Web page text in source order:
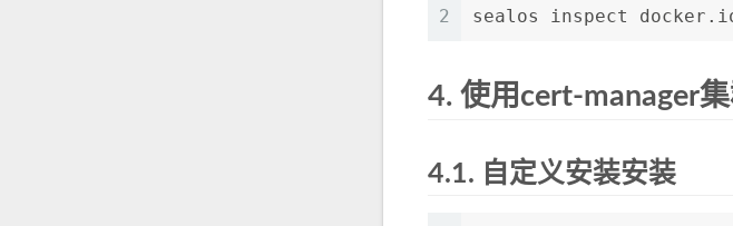
2
sealos inspect
4. 使用cert-manager
4.1. 自定义安装安装